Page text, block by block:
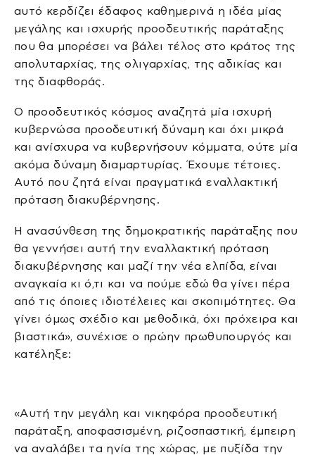
αυτό κερδίζει έδαφος καθημερινά η ιδέα μίας
μεγάλης και ισχυρής προοδευτικής παράταξης
που θα μπορέσει να βάλει τέλος στο κράτος της
απολυταρχίας, της ολιγαρχίας, της αδικίας και
της διαφθοράς.
Ο προοδευτικός κόσμος αναζητά μία ισχυρή
κυβερνώσα προοδευτική δύναμη και όχι μικρά
και ανίσχυρα να κυβερνήσουν κόμματα, ούτε μία
ακόμα δύναμη διαμαρτυρίας. Έχουμε τέτοιες.
Αυτό που ζητά είναι πραγματικά εναλλακτική
πρόταση διακυβέρνησης.
Η ανασύνθεση της δημοκρατικής παράταξης που
θα γεννήσει αυτή την εναλλακτική πρόταση
διακυβέρνησης και μαζί την νέα ελπίδα, είναι
αναγκαία κι ό,τι και να πούμε εδώ θα γίνει πέρα
από τις όποιες ιδιοτέλειες και σκοπιμότητες. Θα
γίνει όμως σχέδιο και μεθοδικά, όχι πρόχειρα και
βιαστικά», συνέχισε ο πρώην πρωθυπουργός και
κατέληξε:
«Αυτή την μεγάλη και νικηφόρα προοδευτική
παράταξη, αποφασισμένη, ριζοσπαστική, έμπειρη
να αναλάβει τα ηνία της χώρας, με πυξίδα την